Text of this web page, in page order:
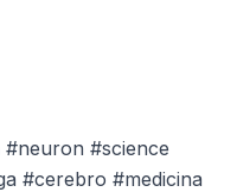
#science
#cerebro #medicina